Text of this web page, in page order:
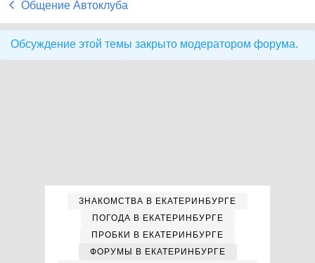
Общение Автоклуба
Обсуждение этой темы закрыто модератором форума.
ЗНАКОМСТВА В ЕКАТЕРИНБУРГЕ
ПОГОДА В ЕКАТЕРИНБУРГЕ
ПРОБКИ В ЕКАТЕРИНБУРГЕ
ФОРУМЫ В ЕКАТЕРИНБУРГЕ